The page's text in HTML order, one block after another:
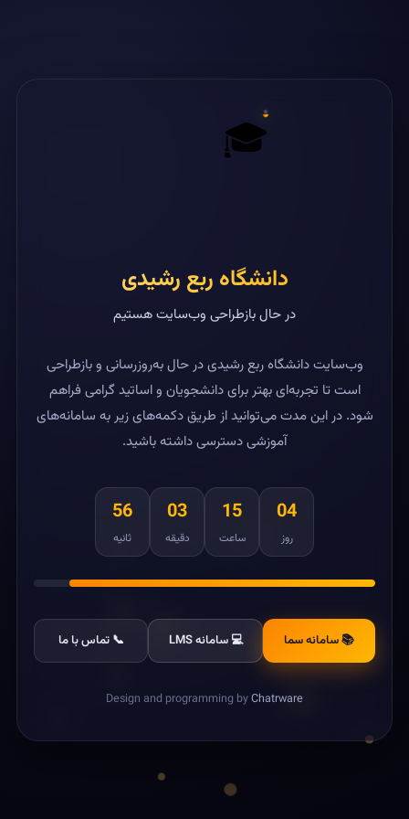
🎓
دانشگاه ربع رشیدی
در حال بازطراحی وب‌سایت هستیم
وب‌سایت دانشگاه ربع رشیدی در حال به‌روزرسانی و بازطراحی
است تا تجربه‌ای بهتر برای دانشجویان و اساتید گرامی فراهم
شود. در این مدت می‌توانید از طریق دکمه‌های زیر به سامانه‌های
آموزشی دسترسی داشته باشید.
04
روز
15
ساعت
03
دقیقه
56
ثانیه
📚 سامانه سما 💻 سامانه LMS 📞 تماس با ما
Design and programming byChatrware